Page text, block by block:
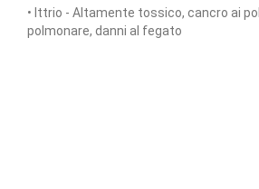
• Ittrio - Altamente tossico, cancro ai
polmonare, danni al fegato